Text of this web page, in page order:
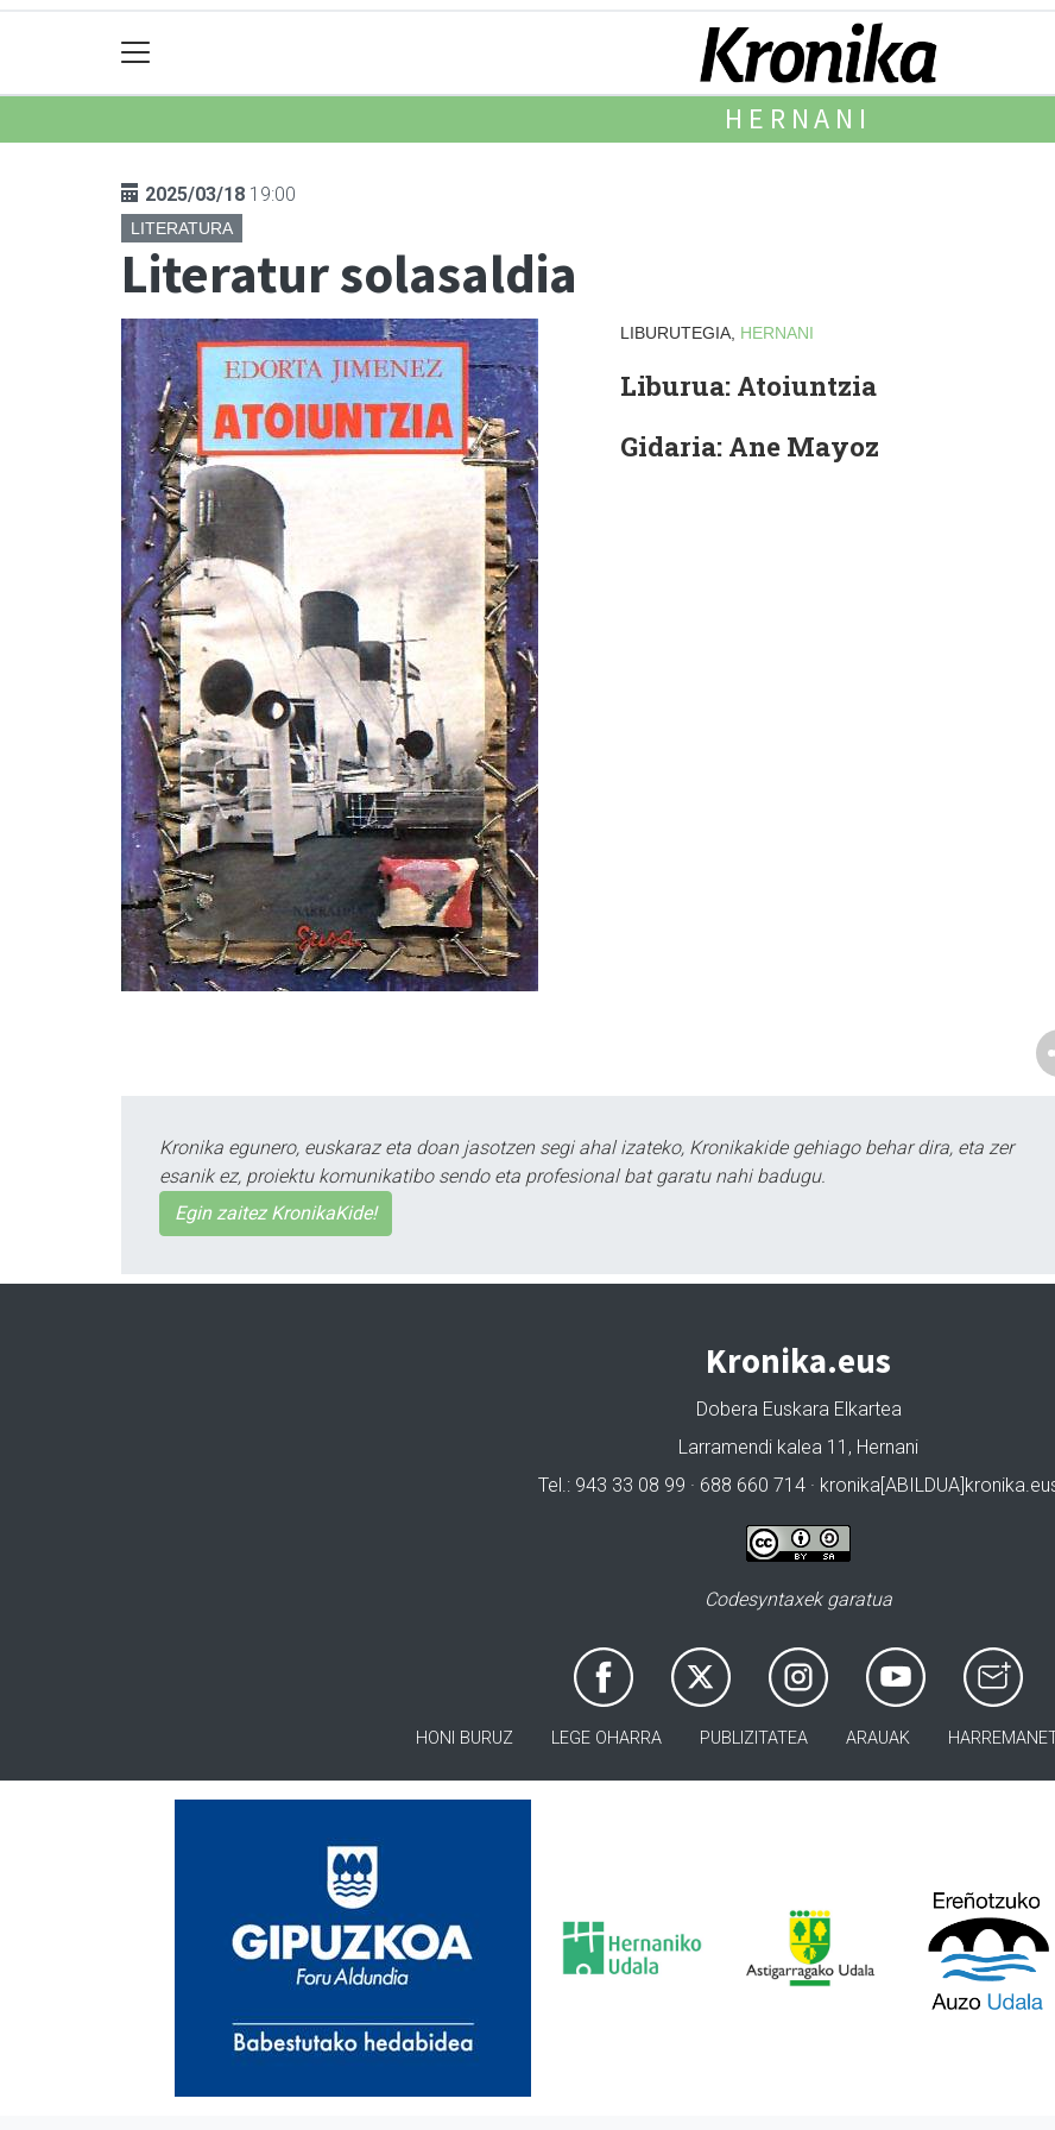
HERNANI
2025/03/18 19:00
LITERATURA
Literatur solasaldia
LIBURUTEGIA, HERNANI
Liburua: Atoiuntzia
Gidaria: Ane Mayoz
Kronika egunero, euskaraz eta doan jasotzen segi ahal izateko, Kronikakide gehiago behar dira, eta zer
esanik ez, proiektu komunikatibo sendo eta profesional bat garatu nahi badugu.
Egin zaitez KronikaKide!
Kronika.eus
Dobera Euskara Elkartea
Larramendi kalea 11, Hernani
Tel.: 943 33 08 99 · 688 660 714 ·
Codesyntaxek garatua
HONI BURUZ LEGE OHARRA PUBLIZITATEA ARAUAK